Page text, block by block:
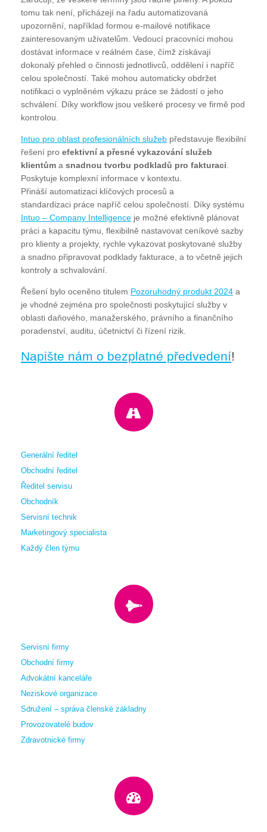
tomu tak není, přicházejí na řadu automatizovaná
upozornění, například formou e-mailové notifikace
zainteresovaným uživatelům. Vedoucí pracovníci mohou
dostávat informace v reálném čase, čímž získávají
dokonalý přehled o činnosti jednotlivců, oddělení i napříč
celou společností. Také mohou automaticky obdržet
notifikaci o vyplněném výkazu práce se žádostí o jeho
schválení. Díky workflow jsou veškeré procesy ve firmě pod
kontrolou.
Intuo pro oblast profesionálních služeb představuje flexibilní
řešení pro efektivní a přesné vykazování služeb
klientům a snadnou tvorbu podkladů pro fakturaci.
Poskytuje komplexní informace v kontextu.
Přináší automatizaci klíčových procesů a
standardizaci práce napříč celou společností. Díky systému
Intuo – Company Intelligence je možné efektivně plánovat
práci a kapacitu týmu, flexibilně nastavovat ceníkové sazby
pro klienty a projekty, rychle vykazovat poskytované služby
a snadno připravovat podklady fakturace, a to včetně jejich
kontroly a schvalování.
Řešení bylo oceněno titulem Pozoruhodný produkt 2024 a
je vhodné zejména pro společnosti poskytující služby v
oblasti daňového, manažerského, právního a finančního
poradenství, auditu, účetnictví či řízení rizik.
Napište nám o bezplatné předvedení!
Generální ředitel
Obchodní ředitel
Ředitel servisu
Obchodník
Servisní technik
Marketingový specialista
Každý člen týmu
Servisní firmy
Obchodní firmy
Advokátní kanceláře
Neziskové organizace
Sdružení – správa členské základny
Provozovatelé budov
Zdravotnické firmy